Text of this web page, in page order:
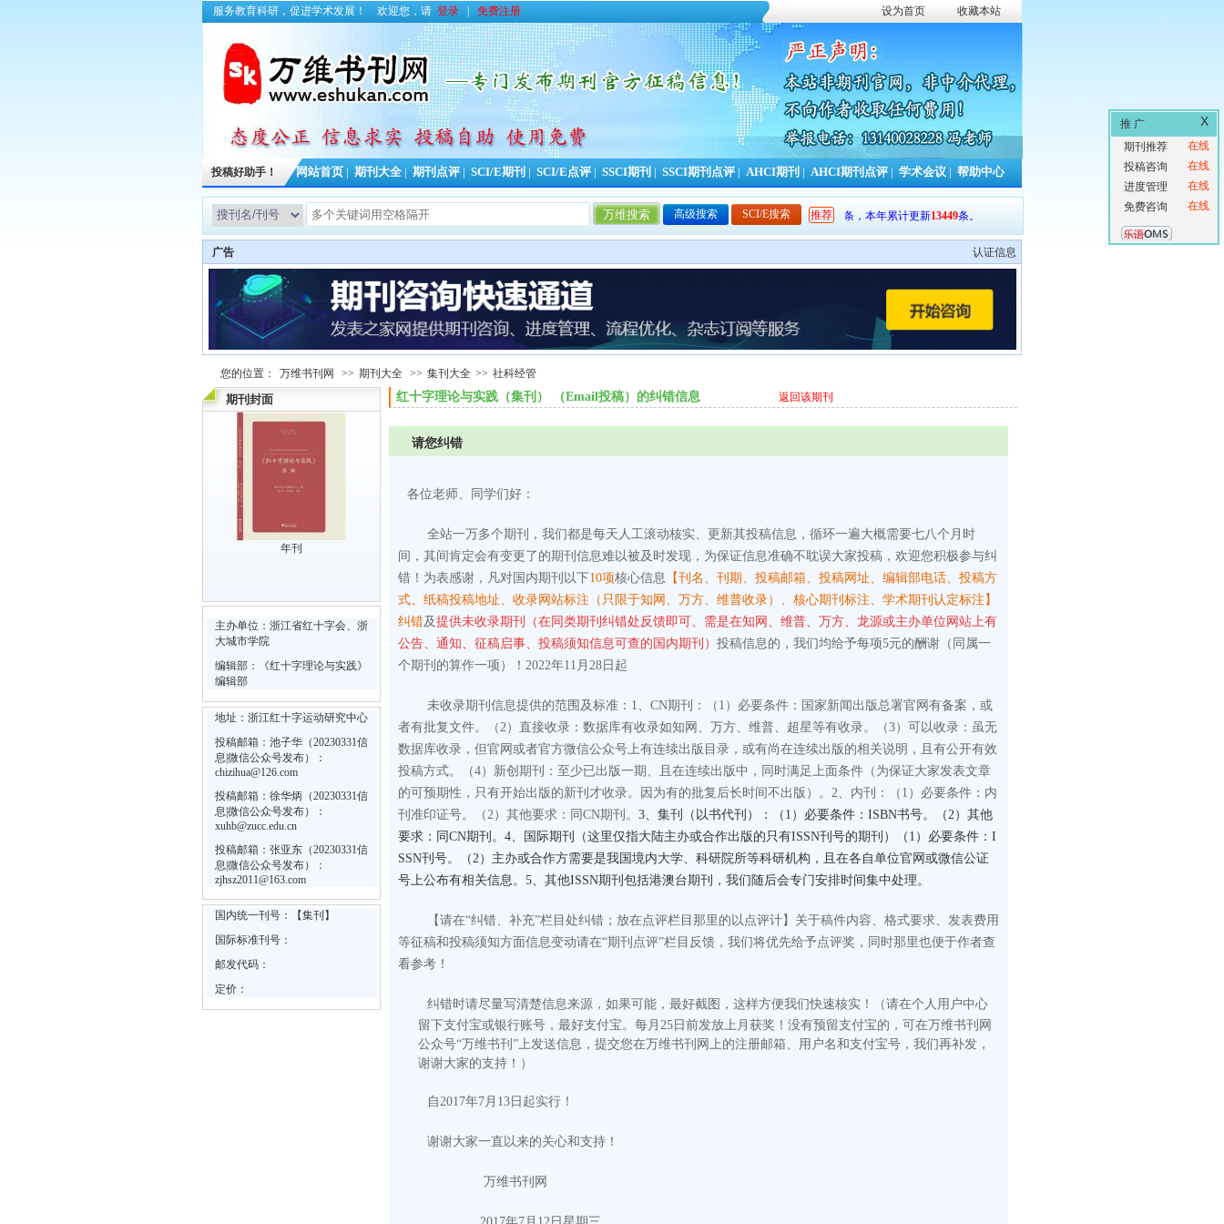
服务教育科研，促进学术发展！ 欢迎您，请 登录 免费注册 设为首页 收藏本站
投稿好助手！ 网站首页 期刊大全 期刊点评 SCI/E期刊 SCI/E点评 SSCI期刊 SSCI期刊点评 AHCI期刊 AHCI期刊点评 学术会议 帮助中心
高级搜索 SCI/E搜索 推荐
今日更新期刊信息157 条，本周累计更新 753条，本年累计更新13449条。
认证信息
广告
您的位置： 万维书刊网 >> 期刊大全 >> 集刊大全 >> 社科经管
期刊封面
年刊
主办单位：浙江省红十字会、浙
大城市学院
编辑部：《红十字理论与实践》
编辑部
地址：浙江红十字运动研究中心
投稿邮箱：池子华（20230331信
息|微信公众号发布）：
chizihua@126.com
投稿邮箱：徐华炳（20230331信
息|微信公众号发布）：
xuhb@zucc.edu.cn
投稿邮箱：张亚东（20230331信
息|微信公众号发布）：
zjhsz2011@163.com
国内统一刊号：【集刊】
国际标准刊号：
邮发代码：
定价：
红十字理论与实践（集刊） （Email投稿）的纠错信息 返回该期刊
请您纠错
各位老师、同学们好：
全站一万多个期刊，我们都是每天人工滚动核实、更新其投稿信息，循环一遍大概需要七八个月时
间，其间肯定会有变更了的期刊信息难以被及时发现，为保证信息准确不耽误大家投稿，欢迎您积极参与纠
错！为表感谢，凡对国内期刊以下10项核心信息 【刊名、刊期、投稿邮箱、投稿网址、编辑部电话、投稿方
式、纸稿投稿地址、收录网站标注（只限于知网、万方、维普收录）、核心期刊标注、学术期刊认定标注】
纠错及提供未收录期刊（在同类期刊纠错处反馈即可、需是在知网、维普、万方、龙源或主办单位网站上有
公告、通知、征稿启事、投稿须知信息可查的国内期刊） 投稿信息的，我们均给予每项5元的酬谢（同属一
个期刊的算作一项）！2022年11月28日起
未收录期刊信息提供的范围及标准： 1、CN期刊：
（1）必要条件：国家新闻出版总署官网有备案，或
者有批复文件。
（2）直接收录：数据库有收录如知网、万方、维普、超星等有收录。
（3）可以收录：虽无
数据库收录，但官网或者官方微信公众号上有连续出版目录，或有尚在连续出版的相关说明，且有公开有效
投稿方式。
（4）新创期刊：至少已出版一期、且在连续出版中，同时满足上面条件（为保证大家发表文章
的可预期性，只有开始出版的新刊才收录。因为有的批复后长时间不出版）。 2、内刊：
（1）必要条件：内
刊准印证号。
（2）其他要求：同CN期刊。 3、集刊（以书代刊）：（1）必要条件：ISBN书号。（2）其他
要求：同CN期刊。4、国际期刊（这里仅指大陆主办或合作出版的只有ISSN刊号的期刊）（1）必要条件：I
SSN刊号。（2）主办或合作方需要是我国境内大学、科研院所等科研机构，且在各自单位官网或微信公证
号上公布有相关信息。5、其他ISSN期刊包括港澳台期刊，我们随后会专门安排时间集中处理。
【请在“纠错、补充”栏目处纠错；放在点评栏目那里的以点评计】 关于稿件内容、格式要求、发表费用
等征稿和投稿须知方面信息变动请在“期刊点评”栏目反馈，我们将优先给予点评奖，同时那里也便于作者查
看参考！
纠错时请尽量写清楚信息来源，如果可能，最好截图，这样方便我们快速核实！（请在个人用户中心
留下支付宝或银行账号，最好支付宝。每月25日前发放上月获奖！没有预留支付宝的，可在万维书刊网
公众号“万维书刊”上发送信息，提交您在万维书刊网上的注册邮箱、用户名和支付宝号，我们再补发，
谢谢大家的支持！）
自2017年7月13日起实行！
谢谢大家一直以来的关心和支持！
万维书刊网
X
推 广
在线
期刊推荐
在线
投稿咨询
在线
进度管理
在线
免费咨询